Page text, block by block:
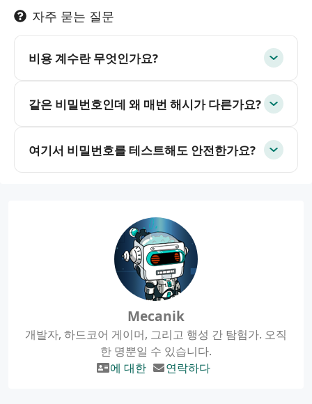
자주 묻는 질문
비용 계수란 무엇인가요?
같은 비밀번호인데 왜 매번 해시가 다른가요?
여기서 비밀번호를 테스트해도 안전한가요?
Mecanik
개발자, 하드코어 게이머, 그리고 행성 간 탐험가. 오직
한 명뿐일 수 있습니다.
에 대한
연락하다